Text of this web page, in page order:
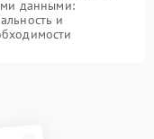
данными:
и